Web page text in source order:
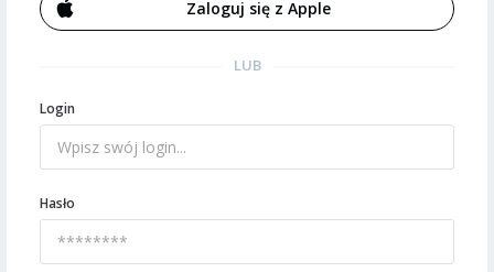
Zaloguj się z Apple
LUB
Login
Hasło